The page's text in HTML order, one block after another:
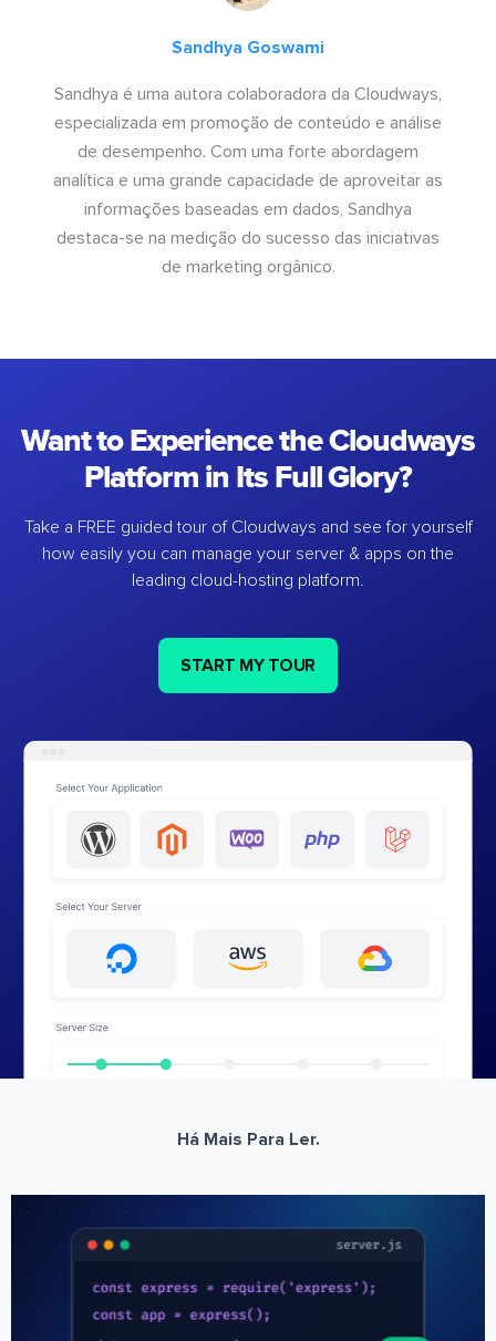
Sandhya Goswami
Sandhya é uma autora colaboradora da Cloudways,
especializada em promoção de conteúdo e análise
de desempenho. Com uma forte abordagem
analítica e uma grande capacidade de aproveitar as
informações baseadas em dados, Sandhya
destaca-se na medição do sucesso das iniciativas
de marketing orgânico.
Want to Experience the Cloudways
Platform in Its Full Glory?
Take a FREE guided tour of Cloudways and see for yourself
how easily you can manage your server & apps on the
leading cloud-hosting platform.
START MY TOUR
Há Mais Para Ler.